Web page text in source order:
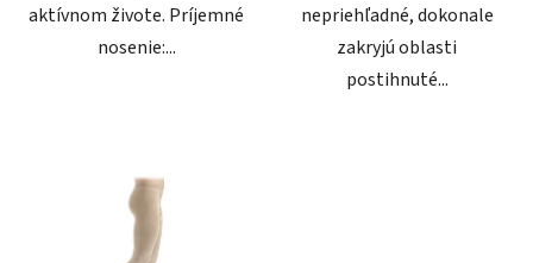
aktívnom živote. Príjemné
nosenie:...
nepriehľadné, dokonale
zakryjú oblasti
postihnuté...